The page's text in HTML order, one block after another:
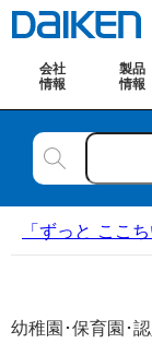
会社
情報
製品
情報
「ずっと ここ
幼稚園･保育園･